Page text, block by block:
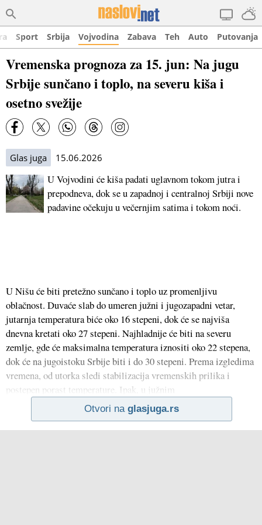
Sport Srbija Vojvodina Zabava Teh Auto Putovanja
Vremenska prognoza za 15. jun: Na jugu
Srbije sunčano i toplo, na severu kiša i
osetno svežije
Glas juga 15.06.2026
U Vojvodini će kiša padati uglavnom tokom jutra i
prepodneva, dok se u zapadnoj i centralnoj Srbiji nove
padavine očekuju u večernjim satima i tokom noći.
U Nišu će biti pretežno sunčano i toplo uz promenljivu
oblačnost. Duvaće slab do umeren južni i jugozapadni vetar,
jutarnja temperatura biće oko 16 stepeni, dok će se najviša
dnevna kretati oko 27 stepeni. Najhladnije će biti na severu
zemlje, gde će maksimalna temperatura iznositi oko 22 stepena,
dok će na jugoistoku Srbije biti i do 30 stepeni. Prema izgledima
vremena, od utorka sledi stabilizacija vremenskih prilika i
postepen porast temperature. Ipak, u južnim
Otvori na glasjuga.rs